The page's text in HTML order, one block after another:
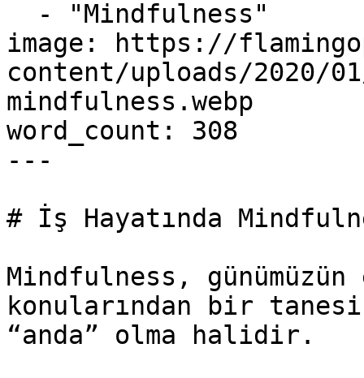
image: https://
content/uploads/2020/
mindfulness.webp
word_count: 308
---
# İş Hayatında
Mindfulness,
konularından bir
“anda” olma halidir.